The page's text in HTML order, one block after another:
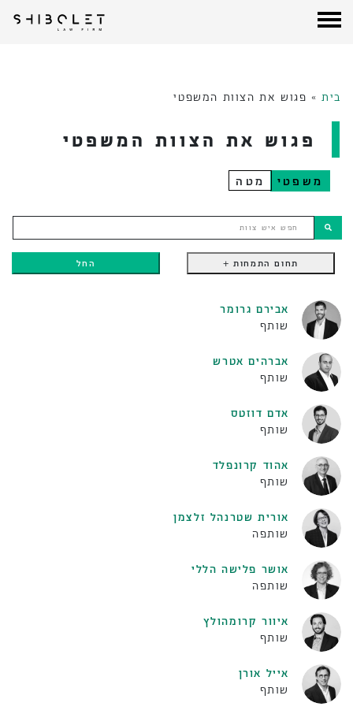
בית » פגוש את הצוות המשפטי
פגוש את הצוות המשפטי
משפטי מטה
חפש איש צוות
תחום התמחות + החל
אבירם גרומר
שותף
אברהים אטרש
שותף
אדם דוזטס
שותף
אהוד קרונפלד
שותף
אורית שטרנהל זלצמן
שותפה
אושר פלישה הללי
שותפה
איוור קרומהולץ
שותף
אייל אורן
שותף